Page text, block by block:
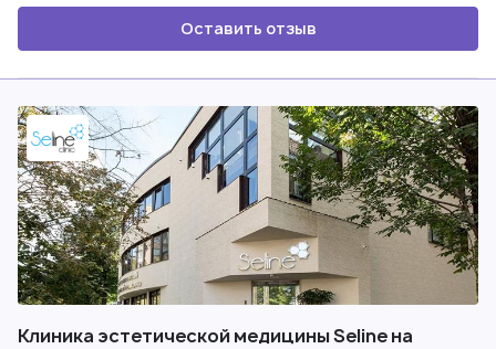
Оставить отзыв
Клиника эстетической медицины Seline на